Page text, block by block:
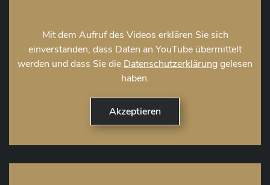
Mit dem Aufruf des Videos erklären Sie sich
einverstanden, dass Daten an YouTube übermittelt
werden und dass Sie die Datenschutzerklärunggelesen
haben.